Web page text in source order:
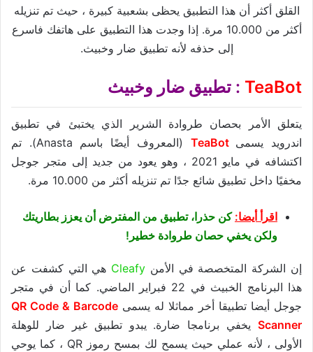
القلق أكثر أن هذا التطبيق يحظى بشعبية كبيرة ، حيث تم تنزيله
أكثر من 10.000 مرة. إذا وجدت هذا التطبيق على هاتفك فاسرع
إلى حذفه لأنه تطبيق ضار وخبيث.
TeaBot : تطبيق ضار وخبيث
يتعلق الأمر بحصان طروادة الشرير الذي يختبئ في تطبيق
اندرويد يسمى TeaBot
(المعروف أيضًا باسم Anasta). تم
اكتشافه في مايو 2021 ، وهو يعود من جديد إلى متجر جوجل
مخفيًا داخل تطبيق شائع جدًا تم تنزيله أكثر من 10.000 مرة.
اقرأ أيضا: كن حذرا، تطبيق من المفترض أن يعزز بطاريتك
ولكن يخفي حصان طروادة خطير!
إن الشركة المتخصصة في الأمن Cleafy هي التي كشفت عن
هذا البرنامج الخبيث في 22 فبراير الماضي. كما أن في متجر
جوجل أيضا تطبيقا أخر مماثلا له يسمى QR Code & Barcode
Scanner يخفي برنامجا ضارة. يبدو تطبيق غير ضار للوهلة
الأولى ، لأنه عملي حيث يسمح لك بمسح رموز QR ، كما يوحي